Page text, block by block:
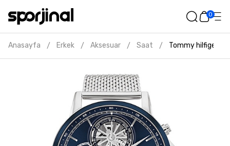
0
Anasayfa / Erkek / Aksesuar / Saat / Tommy hilfiger